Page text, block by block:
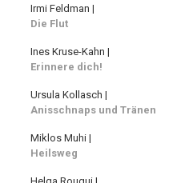
Irmi Feldman |
Die Flut
Ines Kruse-Kahn |
Erinnere dich!
Ursula Kollasch |
Anisschnaps und Tränen
Miklos Muhi |
Heilsweg